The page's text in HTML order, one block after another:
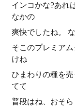
インコかな?あれ
なかの
爽快でしたね。
そこのプレミア
けね
ひまわりの種を
てて
普段はね、おそ